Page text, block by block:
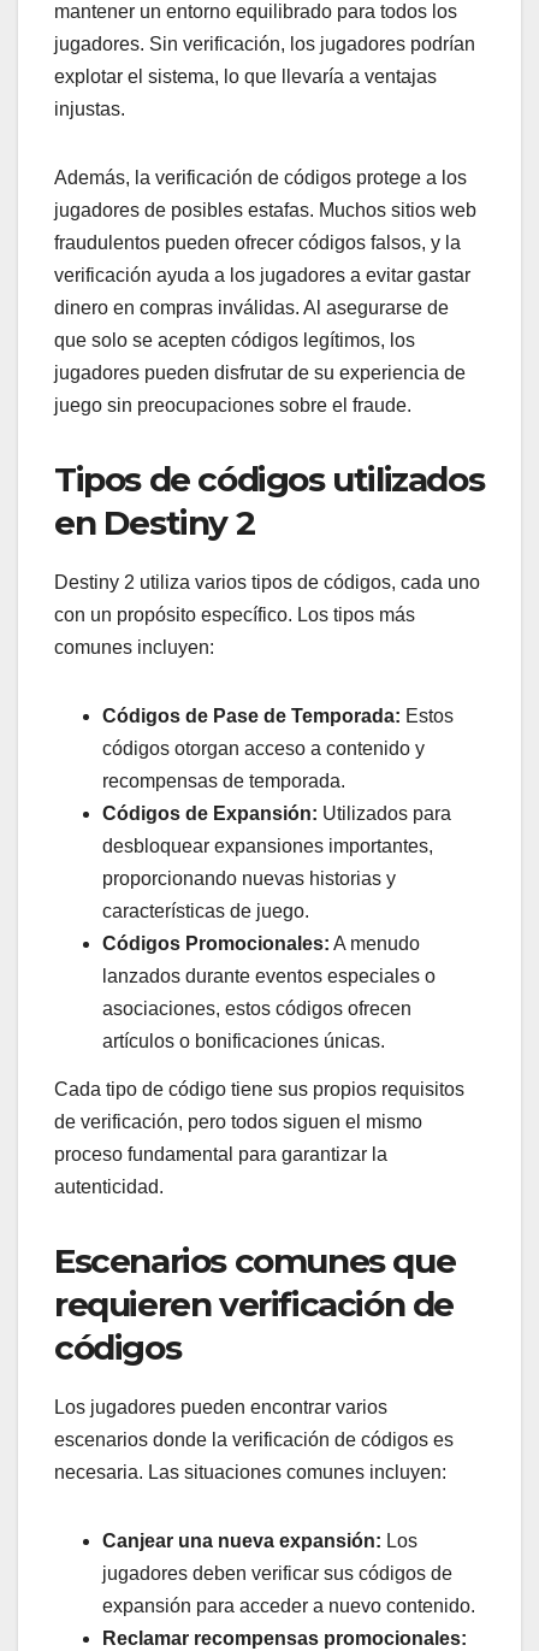
mantener un entorno equilibrado para todos los
jugadores. Sin verificación, los jugadores podrían
explotar el sistema, lo que llevaría a ventajas
injustas.
Además, la verificación de códigos protege a los
jugadores de posibles estafas. Muchos sitios web
fraudulentos pueden ofrecer códigos falsos, y la
verificación ayuda a los jugadores a evitar gastar
dinero en compras inválidas. Al asegurarse de
que solo se acepten códigos legítimos, los
jugadores pueden disfrutar de su experiencia de
juego sin preocupaciones sobre el fraude.
Tipos de códigos utilizados
en Destiny 2
Destiny 2 utiliza varios tipos de códigos, cada uno
con un propósito específico. Los tipos más
comunes incluyen:
Códigos de Pase de Temporada: Estos
códigos otorgan acceso a contenido y
recompensas de temporada.
Códigos de Expansión: Utilizados para
desbloquear expansiones importantes,
proporcionando nuevas historias y
características de juego.
Códigos Promocionales: A menudo
lanzados durante eventos especiales o
asociaciones, estos códigos ofrecen
artículos o bonificaciones únicas.
Cada tipo de código tiene sus propios requisitos
de verificación, pero todos siguen el mismo
proceso fundamental para garantizar la
autenticidad.
Escenarios comunes que
requieren verificación de
códigos
Los jugadores pueden encontrar varios
escenarios donde la verificación de códigos es
necesaria. Las situaciones comunes incluyen:
Canjear una nueva expansión: Los
jugadores deben verificar sus códigos de
expansión para acceder a nuevo contenido.
Reclamar recompensas promocionales: